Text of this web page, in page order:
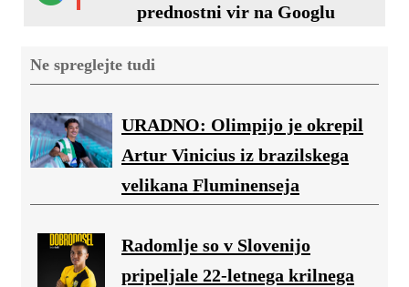
prednostni vir na Googlu
Ne spreglejte tudi
URADNO: Olimpijo je okrepil
Artur Vinicius iz brazilskega
velikana Fluminenseja
Radomlje so v Slovenijo
pripeljale 22-letnega krilnega